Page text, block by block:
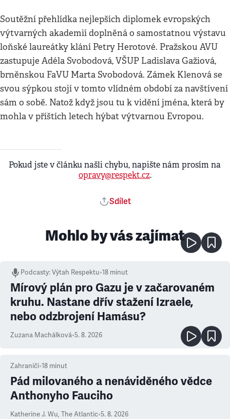
Soutěžní přehlídka nejlepších diplomek evropských
výtvarných akademií doplněná o samostatnou výstavu
loňské laureátky klání Petry Herotové. Pražskou AVU
zastupuje Adéla Svobodová, VŠUP Ladislava Gažiová,
brněnskou FaVU Marta Svobodová. Zámek Klenová se
svou sýpkou stojí v tomto vlídném období za navštívení
sám o sobě. Natož když jsou tu k vidění jména, která by
mohla v příštích letech hýbat výtvarnou Evropou.
Pokud jste v článku našli chybu, napište nám prosím na
opravy@respekt.cz.
Sdílet
Mohlo by vás zajímat
Podcasty:Výtah Respektu•18 minut
Mírový plán pro Gazu je v začarovaném
kruhu. Nastane dřív stažení Izraele,
nebo odzbrojení Hamásu?
Zuzana Machálková•5. 8. 2026
Zahraničí•18 minut
Pád milovaného a nenáviděného vědce
Anthonyho Fauciho
Katherine J. Wu, The Atlantic•5. 8. 2026